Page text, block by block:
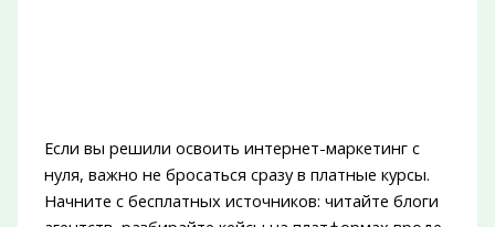
Если вы решили освоить интернет-маркетинг с
нуля, важно не бросаться сразу в платные курсы.
Начните с бесплатных источников: читайте блоги